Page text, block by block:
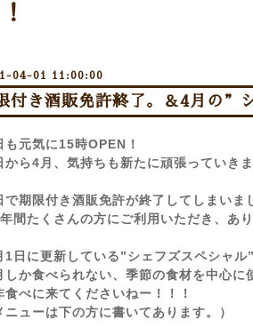
04-01 11:00:00
付き酒販免許終了。＆4月の”
も元気に15時OPEN！
から4月、気持ちも新たに頑張っていきま
で期限付き酒販免許が終了してしまいま
間たくさんの方にご利用いただき、あ
1日に更新している”シェフズスペシャル”
しか食べられない、季節の食材を中心に
食べに来てくださいねー！！！
ニューは下の方に書いてあります。）